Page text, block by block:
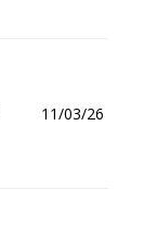
11/03/26